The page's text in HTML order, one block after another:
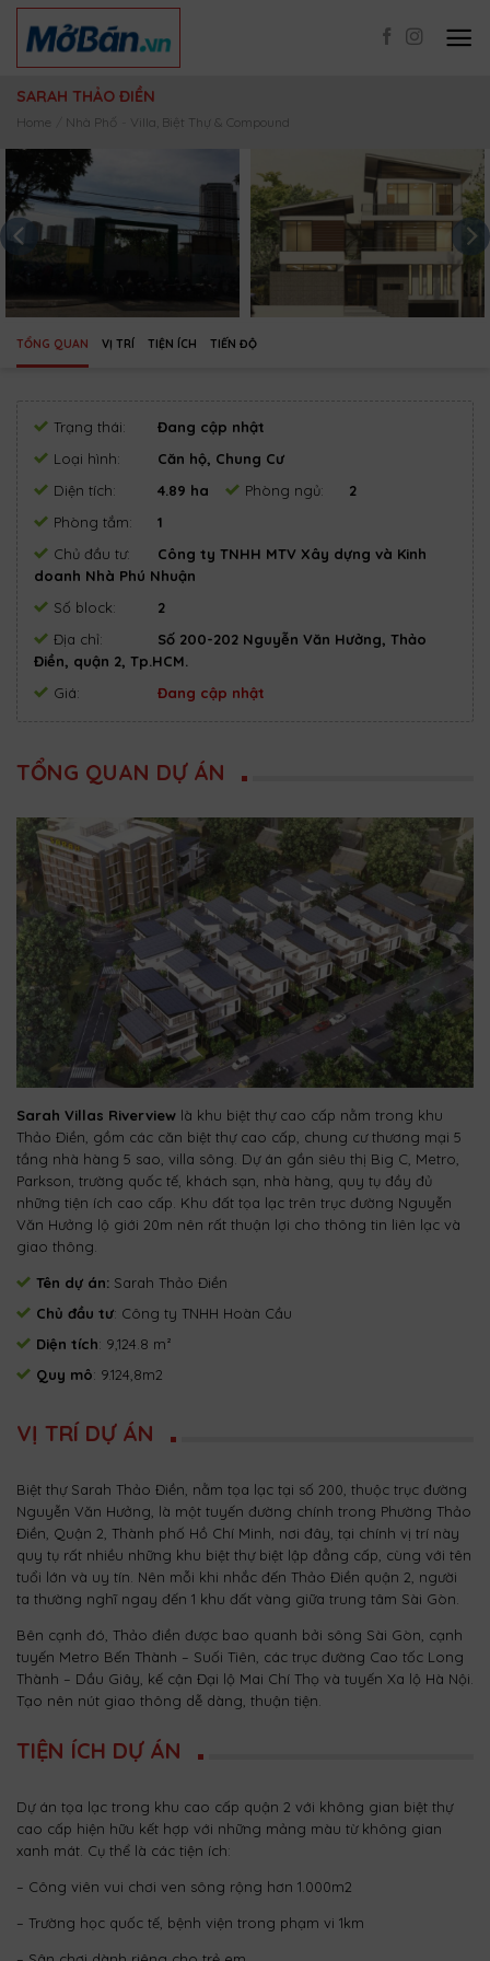
Skip
content
SARAH THẢO ĐIỀN
Home Nhà Phố Villa, Biệt Thự & Compound
TỔNG QUAN VỊ TRÍ TIỆN ÍCH TIẾN ĐỘ
Trạng thái:
Đang cập nhật
Loại hình:
Căn hộ, Chung Cư
Diện tích:
4.89 ha Phòng ngủ:
2
Phòng tắm:
1
Chủ đầu tư:
Công ty TNHH MTV Xây dựng và Kinh
doanh Nhà Phú Nhuận
Số block:
2
Địa chỉ:
Số 200-202 Nguyễn Văn Hưởng, Thảo
Điền, quận 2, Tp.HCM.
Giá:
Đang cập nhật
TỔNG QUAN DỰ ÁN
Sarah Villas Riverview là khu biệt thự cao cấp nằm trong khu
Thảo Điền, gồm các căn biệt thự cao cấp, chung cư thương mại 5
tầng nhà hàng 5 sao, villa sông. Dự án gần siêu thị Big C, Metro,
Parkson, trường quốc tế, khách sạn, nhà hàng, quy tụ đầy đủ
những tiện ích cao cấp. Khu đất tọa lạc trên trục đường Nguyễn
Văn Hưởng lộ giới 20m nên rất thuận lợi cho thông tin liên lạc và
giao thông.
Tên dự án: Sarah Thảo Điền
Chủ đầu tư: Công ty TNHH Hoàn Cầu
Diện tích: 9,124.8 m²
Quy mô: 9.124,8m2
VỊ TRÍ DỰ ÁN
Biệt thự Sarah Thảo Điền, nằm tọa lạc tại số 200, thuộc trục đường
Nguyễn Văn Hưởng, là một tuyến đường chính trong Phường Thảo
Điền, Quận 2, Thành phố Hồ Chí Minh, nơi đây, tại chính vị trí này
quy tụ rất nhiều những khu biệt thự biệt lập đẳng cấp, cùng với tên
tuổi lớn và uy tín. Nên mỗi khi nhắc đến Thảo Điền quận 2, người
ta thường nghĩ ngay đến 1 khu đất vàng giữa trung tâm Sài Gòn.
Bên cạnh đó, Thảo điền được bao quanh bởi sông Sài Gòn, cạnh
tuyến Metro Bến Thành – Suối Tiên, các trục đường Cao tốc Long
Thành – Dầu Giây, kế cận Đại lộ Mai Chí Thọ và tuyến Xa lộ Hà Nội.
Tạo nên nút giao thông dễ dàng, thuận tiện.
TIỆN ÍCH DỰ ÁN
Dự án tọa lạc trong khu cao cấp quận 2 với không gian biệt thự
cao cấp hiện hữu kết hợp với những mảng màu từ không gian
xanh mát. Cụ thể là các tiện ích:
– Công viên vui chơi ven sông rộng hơn 1.000m2
– Trường học quốc tế, bệnh viện trong phạm vi 1km